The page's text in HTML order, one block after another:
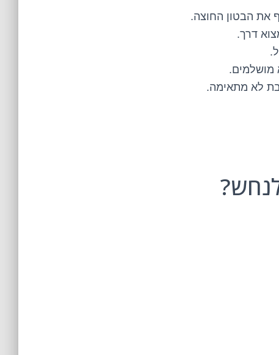
את הבטון החוצה.
דרך.
מושלמים.
לא מתאימה.